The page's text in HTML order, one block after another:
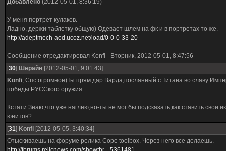
Добавлено (2012-05-01, 8:36:19)
---------------------------------------------
У меня портрет кулаков.
Ладно, держи таблетку общую) Одевает шлем на фк и в портретах то же.
http://adeptmech-aod.ucoz.net/load/0-0-0-33-20
Сообщение отредактировал Konfi - Вторник, 2012-05-01, 8:47:56
[30] Шерайн [2012-05-01, 9:01:43]
Konfi, Спс огромное)Ты прям дар Варда,посланный с Титана во славу
победы РУССкого оружия.
Кстати.Знаю,что уже наглею,но-ты не мог бы подсказать,как ставить свои
юнитов?
[31] Konfi [2012-05-05, 3:40:34]
Отыскиваешь на форуме релика Cope toolbox. Через него все делаешь.